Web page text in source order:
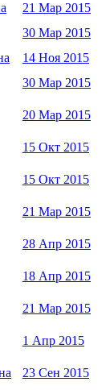
21 Мар 2015
30 Мар 2015
14 Ноя 2015
30 Мар 2015
20 Мар 2015
15 Окт 2015
15 Окт 2015
21 Мар 2015
28 Апр 2015
18 Апр 2015
21 Мар 2015
1 Апр 2015
23 Сен 2015